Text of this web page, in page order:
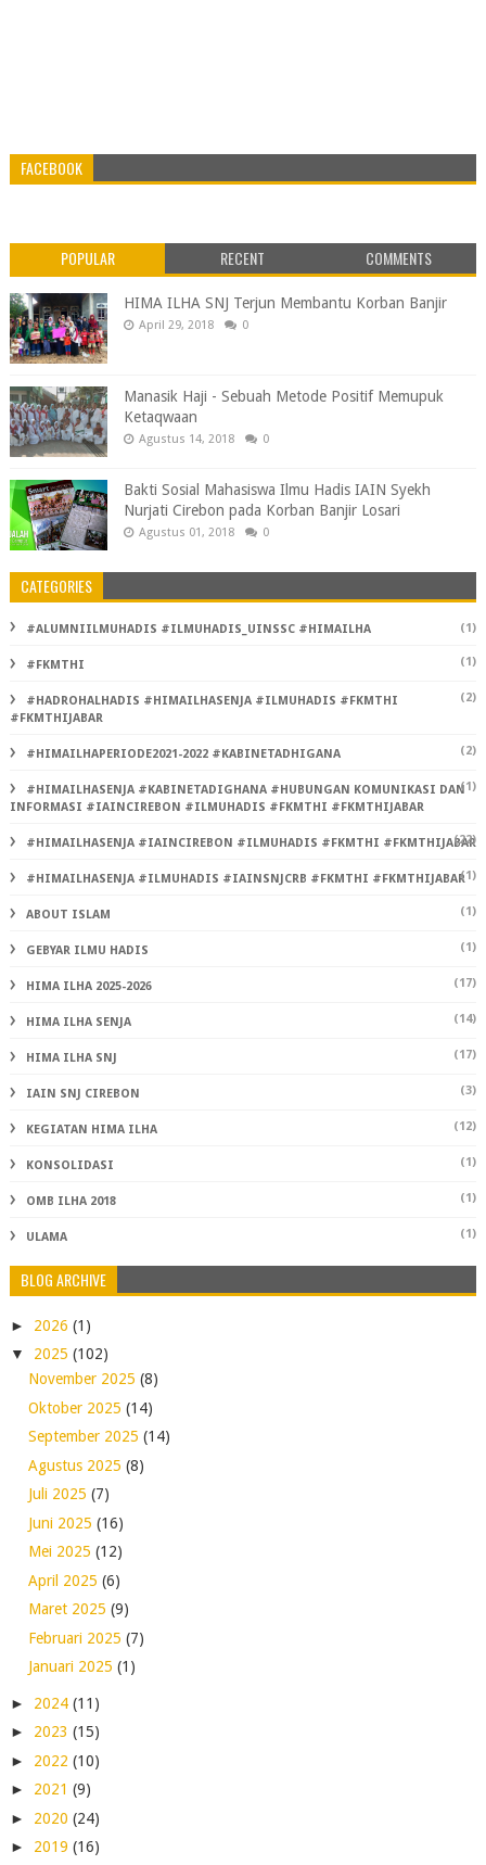
FACEBOOK
POPULAR RECENT COMMENTS
HIMA ILHA SNJ Terjun Membantu Korban Banjir
April 29, 2018 0
Manasik Haji - Sebuah Metode Positif Memupuk
Ketaqwaan
Agustus 14, 2018 0
Bakti Sosial Mahasiswa Ilmu Hadis IAIN Syekh
Nurjati Cirebon pada Korban Banjir Losari
Agustus 01, 2018 0
CATEGORIES
#ALUMNIILMUHADIS #ILMUHADIS_UINSSC #HIMAILHA (1)
#FKMTHI (1)
#HADROHALHADIS #HIMAILHASENJA #ILMUHADIS #FKMTHI
#FKMTHIJABAR
(2)
#HIMAILHAPERIODE2021-2022 #KABINETADHIGANA (2)
#HIMAILHASENJA #KABINETADIGHANA #HUBUNGAN KOMUNIKASI DAN
INFORMASI #IAINCIREBON #ILMUHADIS #FKMTHI #FKMTHIJABAR
(1)
#HIMAILHASENJA #IAINCIREBON #ILMUHADIS #FKMTHI #FKMTHIJABAR
(22)
#HIMAILHASENJA #ILMUHADIS #IAINSNJCRB #FKMTHI #FKMTHIJABAR(1)
ABOUT ISLAM (1)
GEBYAR ILMU HADIS (1)
HIMA ILHA 2025-2026 (17)
HIMA ILHA SENJA (14)
HIMA ILHA SNJ (17)
IAIN SNJ CIREBON (3)
KEGIATAN HIMA ILHA (12)
KONSOLIDASI (1)
OMB ILHA 2018 (1)
ULAMA (1)
BLOG ARCHIVE
► 2026 (1)
▼ 2025 (102)
November 2025 (8)
Oktober 2025 (14)
September 2025 (14)
Agustus 2025 (8)
Juli 2025 (7)
Juni 2025 (16)
Mei 2025 (12)
April 2025 (6)
Maret 2025 (9)
Februari 2025 (7)
Januari 2025 (1)
► 2024 (11)
► 2023 (15)
► 2022 (10)
► 2021 (9)
► 2020 (24)
► 2019 (16)